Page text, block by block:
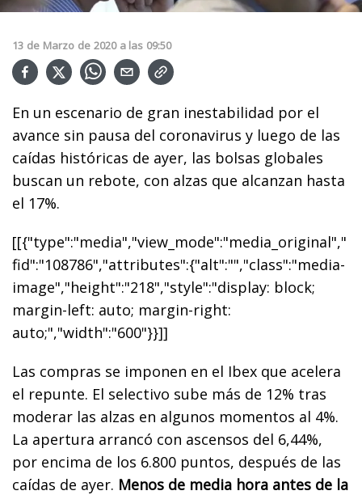
13 de Marzo de 2020 a las 09:50
En un escenario de gran inestabilidad por el
avance sin pausa del coronavirus y luego de las
caídas históricas de ayer, las bolsas globales
buscan un rebote, con alzas que alcanzan hasta
el 17%.
[[{"type":"media","view_mode":"media_original","
fid":"108786","attributes":{"alt":"","class":"media-
image","height":"218","style":"display: block;
margin-left: auto; margin-right:
auto;","width":"600"}}]]
Las compras se imponen en el Ibex que acelera
el repunte. El selectivo sube más de 12% tras
moderar las alzas en algunos momentos al 4%.
La apertura arrancó con ascensos del 6,44%,
por encima de los 6.800 puntos, después de las
caídas de ayer. Menos de media hora antes de la